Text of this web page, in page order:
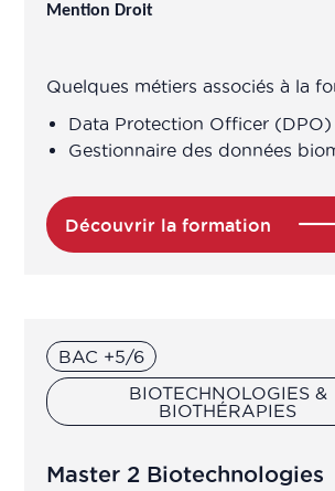
Chargé cosmétovigilance
Chargé d'étude / Chef de
Chargé de projet en
Chargé des affaires
en logiciels en relation avec les
santé
Mention Droit
Quelques métiers associés à la
Data Protection Officer (DPO)
Gestionnaire des données
Découvrir la formation
BAC +5/6
BIOTECHNOLOGIES &
BIOTHÉRAPIES
Master 2 Biotechnologies